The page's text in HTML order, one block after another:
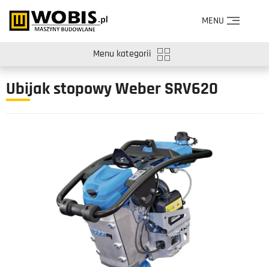
MENU
Menu kategorii
Ubijak stopowy Weber SRV620